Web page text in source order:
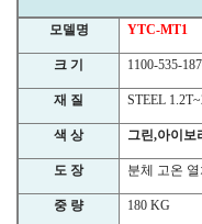
모델명 YTC-MT1
크 기 1100-535-
재 질 STEEL
색 상 그린,아이보
도 장 분체 고온
중 량 180 KG